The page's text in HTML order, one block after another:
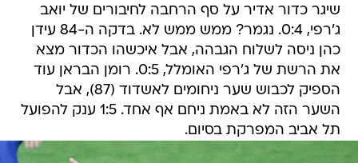
שיגר כדור אדיר על סף הרחבה לחיבורים של יואב
ג'רפי, 0:4. נגמר? ממש ממש לא. בדקה ה-84 עידן
כהן ניסה לשלוח הגבהה, אבל איכשהו הכדור מצא
את הרשת של ג'רפי האומלל, 0:5. רומן הבראן עוד
הספיק לכבוש שער ניחומים לאשדוד (87), אבל
השער הזה לא באמת ניחם אף אחד. 1:5 ענק להפועל
תל אביב המפרקת בסיום.